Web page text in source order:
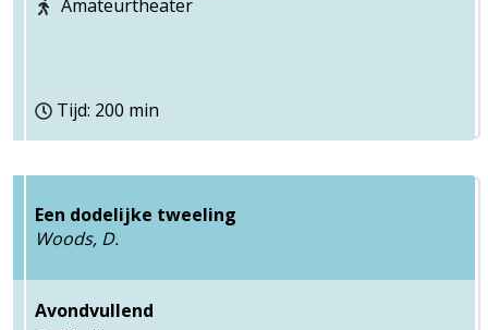
Amateurtheater
Tijd: 200 min
Een dodelijke tweeling
Woods, D.
Avondvullend